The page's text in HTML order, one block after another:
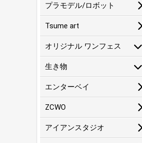
プラモデル/ロボット
Tsume art
オリジナル ワンフェス
生き物
エンターベイ
ZCWO
アイアンスタジオ